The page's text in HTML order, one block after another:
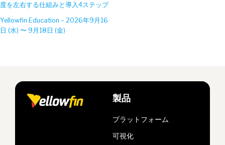
度を左右する仕組みと導入4ステップ
Yellowfin Education – 2026年9月16
日 (水) 〜 9月18日 (金)
製品
プラットフォーム
可視化